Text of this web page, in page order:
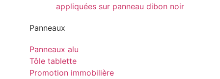
Panneaux
Panneaux alu
Tôle tablette
Promotion immobilière